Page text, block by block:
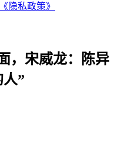
《隐私政策》
，宋威龙：陈异
”